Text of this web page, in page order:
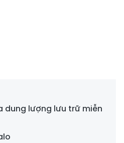
dung lượng lưu trữ miễn